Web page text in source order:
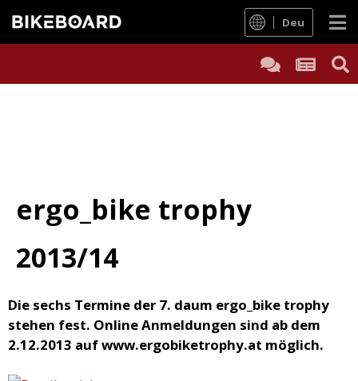
Deu
ergo_bike trophy
2013/14
Die sechs Termine der 7. daum ergo_bike trophy
stehen fest. Online Anmeldungen sind ab dem
2.12.2013 auf www.ergobiketrophy.at möglich.